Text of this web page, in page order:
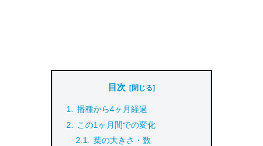
目次
播種から4ヶ月経過
この1ヶ月間での変化
葉の大きさ・数